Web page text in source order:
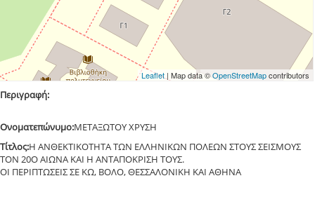
Leaflet| Map data ©OpenStreetMapcontributors
Περιγραφή:
Ονοματεπώνυμο:ΜΕΤΑΞΩΤΟΥ ΧΡΥΣΗ
Τίτλος:Η ΑΝΘΕΚΤΙΚΟΤΗΤΑ ΤΩΝ ΕΛΛΗΝΙΚΩΝ ΠΟΛΕΩΝ ΣΤΟΥΣ ΣΕΙΣΜΟΥΣ
ΤΟΝ 20Ο ΑΙΩΝΑ ΚΑΙ Η ΑΝΤΑΠΟΚΡΙΣΗ ΤΟΥΣ.
OI ΠΕΡΙΠΤΩΣΕΙΣ ΣΕ ΚΩ, ΒΟΛΟ, ΘΕΣΣΑΛΟΝΙΚΗ ΚΑΙ ΑΘΗΝΑ